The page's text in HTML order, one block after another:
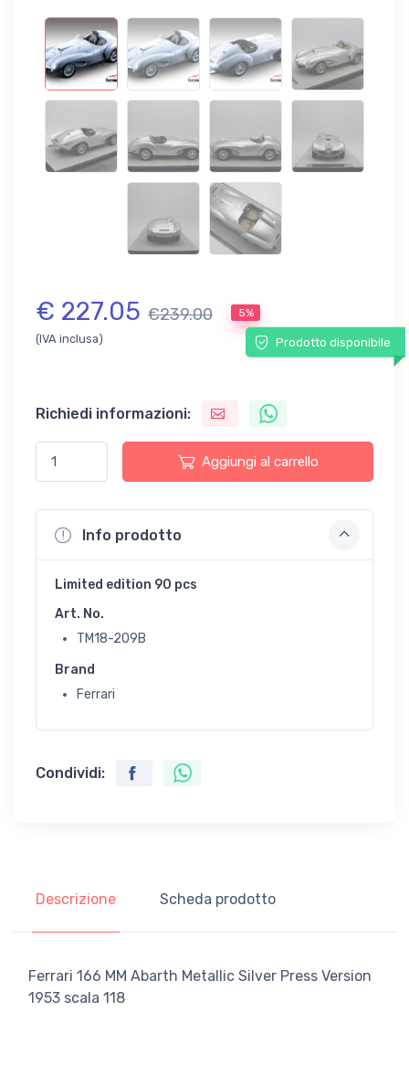
€ 227.05 €239.00 5%
(IVA inclusa) Prodotto disponibile
Richiedi informazioni:
Aggiungi al carrello
Info prodotto
Limited edition 90 pcs
Art. No.
TM18-209B
Brand
Ferrari
Condividi:
Descrizione Scheda prodotto
Ferrari 166 MM Abarth Metallic Silver Press Version
1953 scala 118